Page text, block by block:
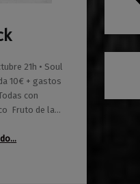
21h • Soul
10€ + gastos
con
Fruto de la…
…